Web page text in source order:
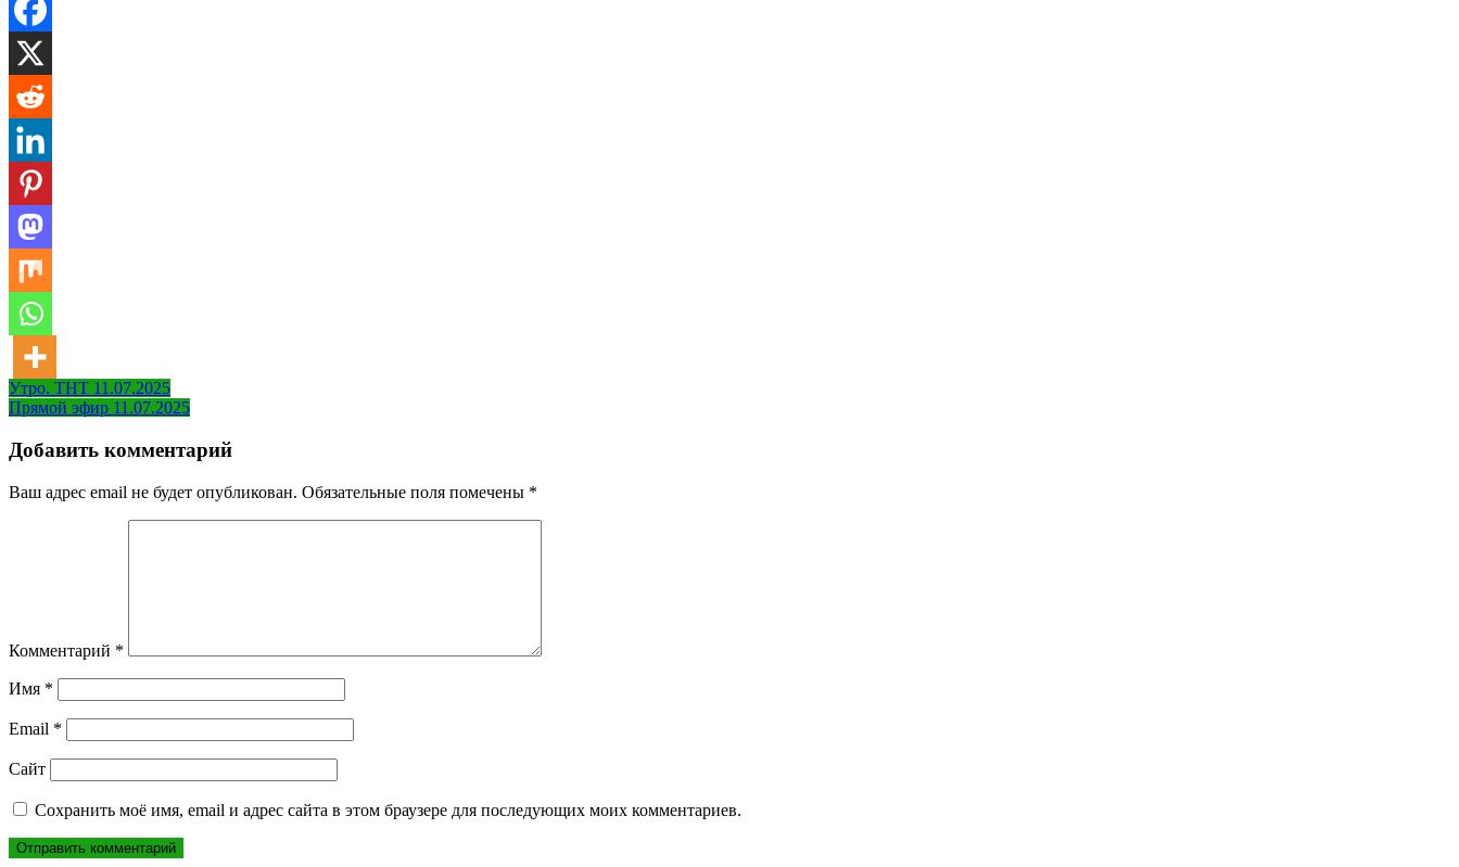
Навигация
по
записям
Утро. ТНТ 11.07.2025
Прямой эфир 11.07.2025
Добавить комментарий
Ваш адрес email не будет опубликован. Обязательные поля помечены *
Комментарий *
Имя *
Email *
Сайт
Сохранить моё имя, email и адрес сайта в этом браузере для последующих моих комментариев.